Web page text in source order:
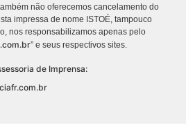
não oferecemos cancelamento do
impressa de nome ISTOÉ, tampouco
nos responsabilizamos apenas pelo
” e seus respectivos sites.
de Imprensa: